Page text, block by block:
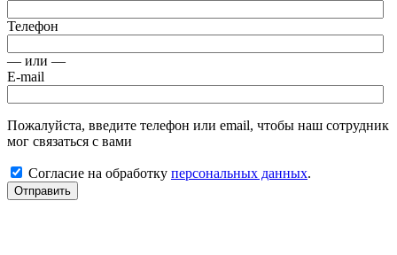
Телефон
— или —
E-mail
Пожалуйста, введите телефон или email, чтобы наш сотрудник
мог связаться с вами
Согласие на обработку персональных данных.
Отправить